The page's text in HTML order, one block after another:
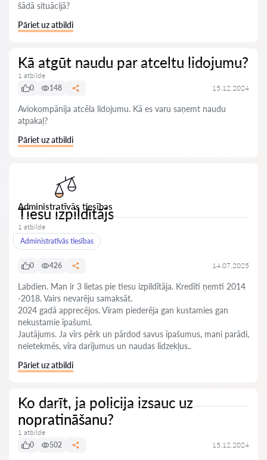
šādā situācijā?
Pāriet uz atbildi
Kā atgūt naudu par atceltu lidojumu?
1 atbilde
0
148 15.12.2024
Aviokompānija atcēla lidojumu. Kā es varu saņemt naudu
atpakaļ?
Pāriet uz atbildi
Administratīvās tiesības
Tiesu izpildītājs
1 atbilde
Administratīvās tiesības
0 426 14.07.2025
Labdien. Man ir 3 lietas pie tiesu izpildītāja. Kredīti ņemti 2014
-2018. Vairs nevarēju samaksāt.
2024 gadā apprecējos. Vīram piederēja gan kustamies gan
nekustamie īpašumi.
Jautājums. Ja vīrs pērk un pārdod savus īpašumus, mani parādi,
neietekmēs, vīra darījumus un naudas līdzekļus..
Pāriet uz atbildi
Ko darīt, ja policija izsauc uz
nopratināšanu?
1 atbilde
0
502 15.12.2024